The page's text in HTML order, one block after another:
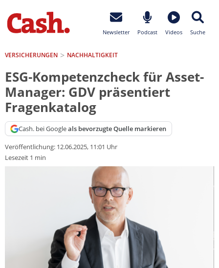
Newsletter Podcast Videos Suche
VERSICHERUNGEN NACHHALTIGKEIT
ESG-Kompetenzcheck für Asset-
Manager: GDV präsentiert
Fragenkatalog
Cash. bei Googleals bevorzugte Quelle markieren
Veröffentlichung: 12.06.2025, 11:01 Uhr
Lesezeit 1 min